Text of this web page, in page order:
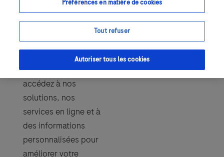
professionels
de la santé
RochePro, où vous
accédez à nos
solutions, nos
services en ligne et à
des informations
personnalisées pour
améliorer votre
Préférences en matière de cookies
Tout refuser
Autoriser tous les cookies